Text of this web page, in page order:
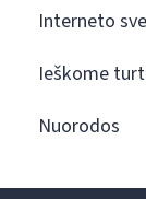
Interneto
Ieškome
Nuorodos